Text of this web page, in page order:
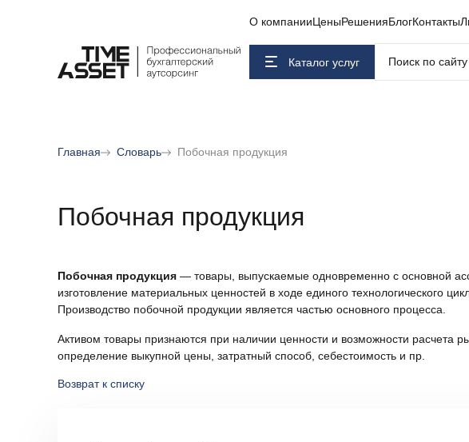
О компанииЦеныРешенияБлогКонтакты
Каталог услуг
Главная Словарь Побочная продукция
Побочная продукция
Побочная продукция — товары, выпускаемые одновременно с основной
изготовление материальных ценностей в ходе единого технологического
Производство побочной продукции является частью основного процесса.
Активом товары признаются при наличии ценности и возможности расчета
определение выкупной цены, затратный способ, себестоимость и пр.
Возврат к списку